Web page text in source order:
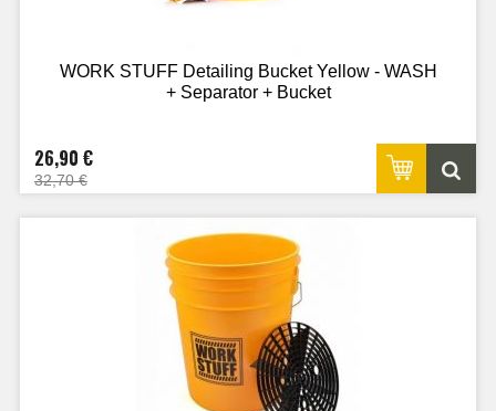
WORK STUFF Detailing Bucket Yellow - WASH
+ Separator + Bucket
26,90 €
32,70 €